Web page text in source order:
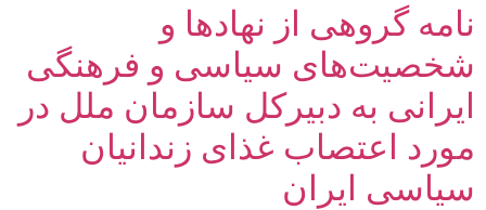
نامه گروهی از نهادها و
شخصيت‌های سياسی و فرهنگی
ايرانی به دبيرکل سازمان ملل در
مورد اعتصاب غذای زندانيان
سياسی ايران